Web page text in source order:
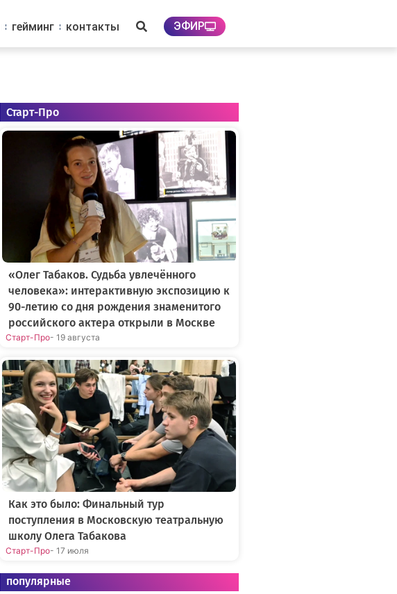
гейминг контакты ЭФИР
Старт-Про
«Олег Табаков. Судьба увлечённого
человека»: интерактивную экспозицию к
90-летию со дня рождения знаменитого
российского актера открыли в Москве
Старт-Про- 19 августа
Как это было: Финальный тур
поступления в Московскую театральную
школу Олега Табакова
Старт-Про- 17 июля
популярные